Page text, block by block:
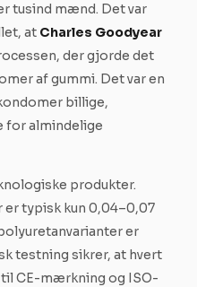
tusind mænd. Det var
at Charles Goodyear
der gjorde det
af gummi. Det var en
billige,
for almindelige
produkter.
typisk kun 0,04–0,07
er
testning sikrer, at hvert
CE-mærkning og ISO-